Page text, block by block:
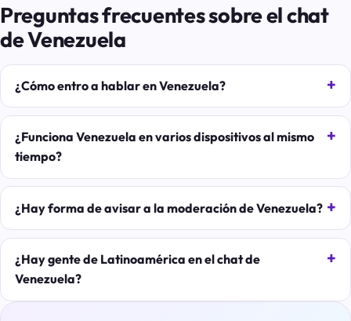
Preguntas frecuentes sobre el chat
de Venezuela
¿Cómo entro a hablar en Venezuela?
¿Funciona Venezuela en varios dispositivos al mismo
tiempo?
¿Hay forma de avisar a la moderación de Venezuela?
¿Hay gente de Latinoamérica en el chat de
Venezuela?